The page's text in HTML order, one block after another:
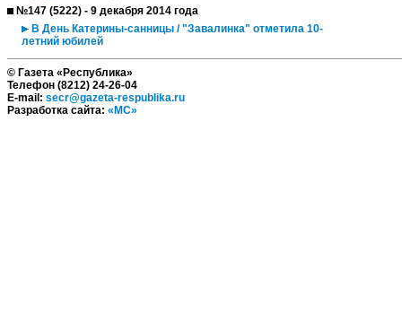
№147 (5222) - 9 декабря 2014 года
В День Катерины-санницы / "Завалинка" отметила 10-
летний юбилей
© Газета «Республика»
Телефон (8212) 24-26-04
E-mail: secr@gazeta-respublika.ru
Разработка сайта: «МС»